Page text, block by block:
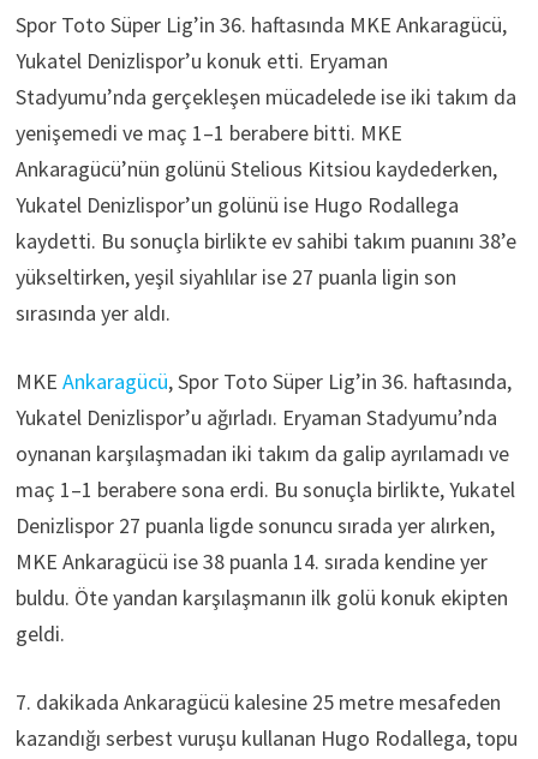
Spor Toto Süper Lig’in 36. haftasında MKE Ankaragücü,
Yukatel Denizlispor’u konuk etti. Eryaman
Stadyumu’nda gerçekleşen mücadelede ise iki takım da
yenişemedi ve maç 1–1 berabere bitti. MKE
Ankaragücü’nün golünü Stelious Kitsiou kaydederken,
Yukatel Denizlispor’un golünü ise Hugo Rodallega
kaydetti. Bu sonuçla birlikte ev sahibi takım puanını 38’e
yükseltirken, yeşil siyahlılar ise 27 puanla ligin son
sırasında yer aldı.
MKE Ankaragücü, Spor Toto Süper Lig’in 36. haftasında,
Yukatel Denizlispor’u ağırladı. Eryaman Stadyumu’nda
oynanan karşılaşmadan iki takım da galip ayrılamadı ve
maç 1–1 berabere sona erdi. Bu sonuçla birlikte, Yukatel
Denizlispor 27 puanla ligde sonuncu sırada yer alırken,
MKE Ankaragücü ise 38 puanla 14. sırada kendine yer
buldu. Öte yandan karşılaşmanın ilk golü konuk ekipten
geldi.
7. dakikada Ankaragücü kalesine 25 metre mesafeden
kazandığı serbest vuruşu kullanan Hugo Rodallega, topu